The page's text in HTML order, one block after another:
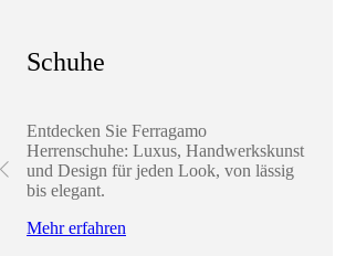
Schuhe
Entdecken Sie Ferragamo
Herrenschuhe: Luxus, Handwerkskunst
und Design für jeden Look, von lässig
bis elegant.
Mehr erfahren